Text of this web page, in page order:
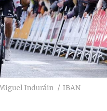
Miguel Induráin
IBAN